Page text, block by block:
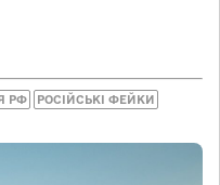
РФ РОСІЙСЬКІ ФЕЙКИ